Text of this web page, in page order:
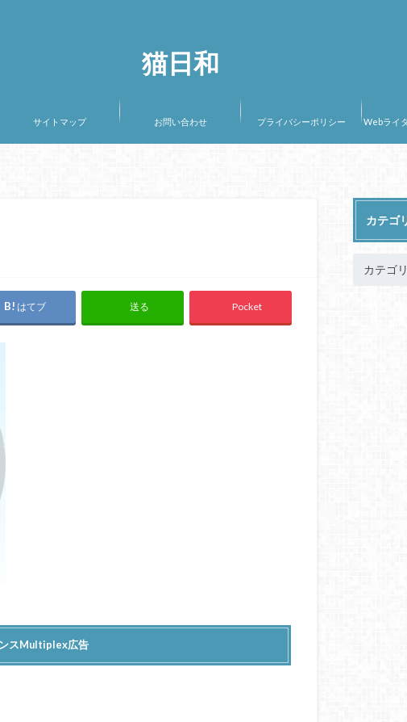
猫日和
サイトマップ お問い合わせ プライバシーポリシー Webライ
はてブ 送る Pocket
スMultiplex広告
カテゴ